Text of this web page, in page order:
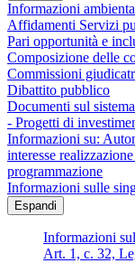
Informazioni
Affidamenti Servizi
Pari opportunità e
Composizione delle
Commissioni
Dibattito pubblico
Documenti sul
- Progetti di
Informazioni su:
interesse
programmazione
Informazioni sulle
Espandi
Informazioni
Art. 1, c. 32,